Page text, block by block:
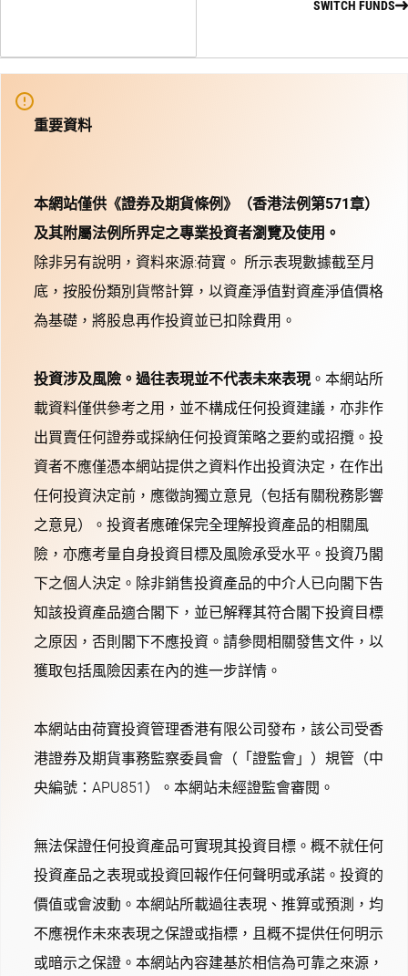
SWITCH FUNDS
重要資料
本網站僅供《證券及期貨條例》（香港法例第571章）
及其附屬法例所界定之專業投資者瀏覽及使用。
除非另有說明，資料來源:荷寶。 所示表現數據截至月
底，按股份類別貨幣計算，以資產淨值對資產淨值價格
為基礎，將股息再作投資並已扣除費用。
投資涉及風險。過往表現並不代表未來表現。本網站所
載資料僅供參考之用，並不構成任何投資建議，亦非作
出買賣任何證券或採納任何投資策略之要約或招攬。投
資者不應僅憑本網站提供之資料作出投資決定，在作出
任何投資決定前，應徵詢獨立意見（包括有關稅務影響
之意見）。投資者應確保完全理解投資產品的相關風
險，亦應考量自身投資目標及風險承受水平。投資乃閣
下之個人決定。除非銷售投資產品的中介人已向閣下告
知該投資產品適合閣下，並已解釋其符合閣下投資目標
之原因，否則閣下不應投資。請參閱相關發售文件，以
獲取包括風險因素在內的進一步詳情。
本網站由荷寶投資管理香港有限公司發布，該公司受香
港證券及期貨事務監察委員會（「證監會」）規管（中
央編號：APU851）。本網站未經證監會審閱。
無法保證任何投資產品可實現其投資目標。概不就任何
投資產品之表現或投資回報作任何聲明或承諾。投資的
價值或會波動。本網站所載過往表現、推算或預測，均
不應視作未來表現之保證或指標，且概不提供任何明示
或暗示之保證。本網站內容建基於相信為可靠之來源，